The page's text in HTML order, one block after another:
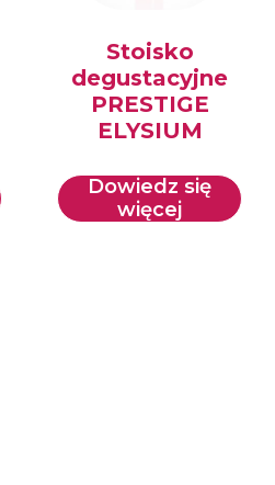
Stoisko
degustacyjne
PRESTIGE
ELYSIUM
Dowiedz się
więcej